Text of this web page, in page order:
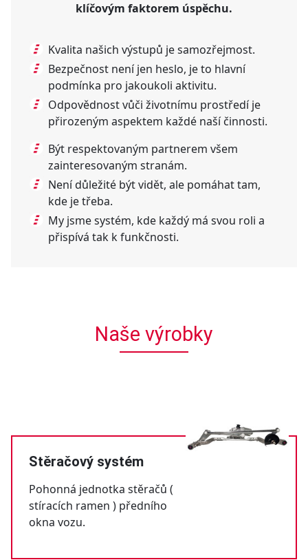
klíčovým faktorem úspěchu.
Kvalita našich výstupů je samozřejmost.
Bezpečnost není jen heslo, je to hlavní
podmínka pro jakoukoli aktivitu.
Odpovědnost vůči životnímu prostředí je
přirozeným aspektem každé naší činnosti.
Být respektovaným partnerem všem
zainteresovaným stranám.
Není důležité být vidět, ale pomáhat tam,
kde je třeba.
My jsme systém, kde každý má svou roli a
přispívá tak k funkčnosti.
Naše výrobky
Stěračový systém
Pohonná jednotka stěračů (
stíracích ramen ) předního
okna vozu.